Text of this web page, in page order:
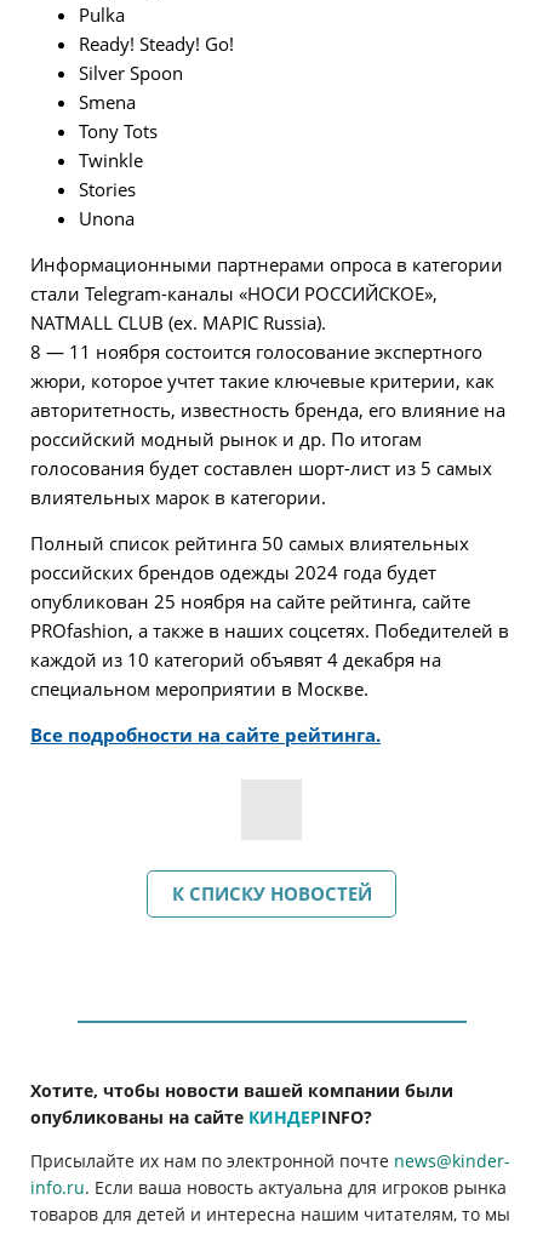
Pulka
Ready! Steady! Go!
Silver Spoon
Smena
Tony Tots
Twinkle
Stories
Unona
Информационными партнерами опроса в категории
стали Telegram-каналы «НОСИ РОССИЙСКОЕ»,
NATMALL CLUB (ex. MAPIC Russia).
8 — 11 ноября состоится голосование экспертного
жюри, которое учтет такие ключевые критерии, как
авторитетность, известность бренда, его влияние на
российский модный рынок и др. По итогам
голосования будет составлен шорт-лист из 5 самых
влиятельных марок в категории.
Полный список рейтинга 50 самых влиятельных
российских брендов одежды 2024 года будет
опубликован 25 ноября на сайте рейтинга, сайте
PROfashion, а также в наших соцсетях. Победителей в
каждой из 10 категорий объявят 4 декабря на
специальном мероприятии в Москве.
Все подробности на сайте рейтинга.
К СПИСКУ НОВОСТЕЙ
Хотите, чтобы новости вашей компании были
опубликованы на сайте КИНДЕРINFO?
Присылайте их нам по электронной почте news@kinder-
info.ru. Если ваша новость актуальна для игроков рынка
товаров для детей и интересна нашим читателям, то мы